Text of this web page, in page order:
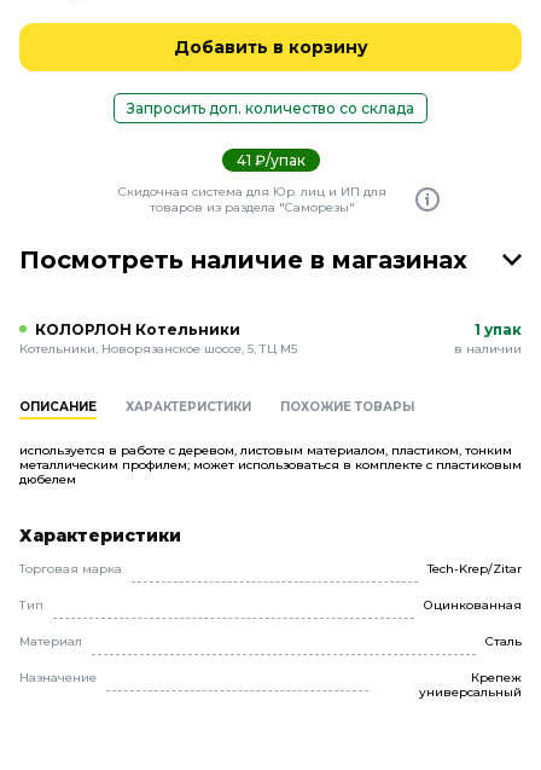
Добавить в корзину
Запросить доп. количество со склада
41 ₽/упак
Скидочная система для Юр. лиц и ИП для
товаров из раздела "Саморезы"
Посмотреть наличие в магазинах
КОЛОРЛОН Котельники
Котельники, Новорязанское шоссе, 5, ТЦ М5
1 упак
в наличии
ОПИСАНИЕ ХАРАКТЕРИСТИКИ ПОХОЖИЕ ТОВАРЫ
используется в работе с деревом, листовым материалом, пластиком, тонким
металлическим профилем; может использоваться в комплекте с пластиковым
дюбелем
Характеристики
Торговая марка Tech-Krep/Zitar
Тип Оцинкованная
Материал Сталь
Назначение
Крепеж
универсальный